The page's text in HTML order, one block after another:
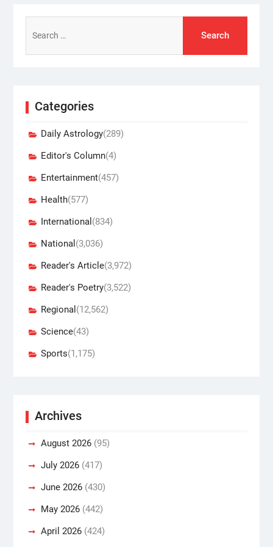
for:
Categories
Daily Astrology(289)
Editor's Column(4)
Entertainment(457)
Health(577)
International (834)
National (3,036)
Reader's Article(3,972)
Reader's Poetry(3,522)
Regional (12,562)
Science(43)
Sports(1,175)
Archives
August 2026(95)
July 2026(417)
June 2026(430)
May 2026(442)
April 2026(424)